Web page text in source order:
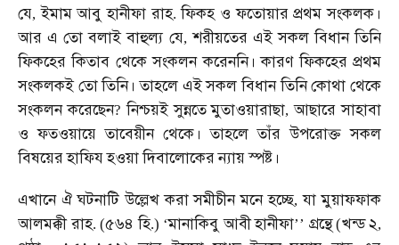
যে,ইমাম আবু হানীফা রাহ.ফিকহ ও ফতোয়ার প্রথম সংকলক।
আর এ তো বলাই বাহুল্য যে,শরীয়তের এই সকল বিধান তিনি
ফিকহের কিতাব থেকে সংকলন করেননি। কারণ ফিকহের প্রথম
সংকলকই তো তিনি। তাহলে এই সকল বিধান তিনি কোথা থেকে
সংকলন করেছেন?নিশ্চয়ই সুন্নতে মুতাওয়ারাছা,আছারে সাহাবা
ও ফতওয়ায়ে তাবেয়ীন থেকে। তাহলে তাঁর উপরোক্ত সকল
বিষয়েরহাফিযহওয়াদিবালোকেরন্যায়স্পষ্ট।
এখানে ঐ ঘটনাটি উল্লেখ করা সমীচীন মনে হচ্ছে,যা মুয়াফফাক
আলমক্কী রাহ. (৫৬৪ হি.) ‘মানাকিবু আবী হানীফা’’ গ্রন্থে(খন্ড ২,